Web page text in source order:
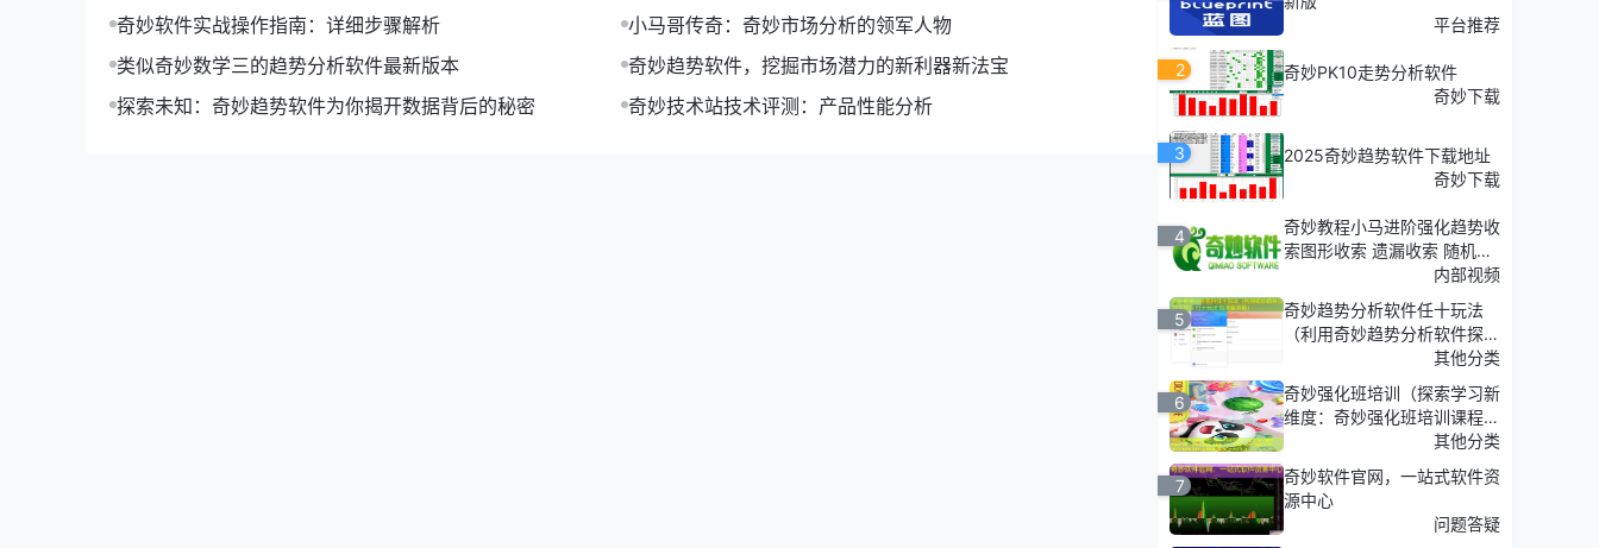
奇妙软件实战操作指南：详细步骤解析
小马哥传奇：奇妙市场分析的领军人物
类似奇妙数学三的趋势分析软件最新版本
奇妙趋势软件，挖掘市场潜力的新利器新法宝
探索未知：奇妙趋势软件为你揭开数据背后的秘密
奇妙技术站技术评测：产品性能分析
平台推荐
2
奇妙PK10走势分析软件
奇妙下载
3
2025奇妙趋势软件下载地址
奇妙下载
4
奇妙教程小马进阶强化趋势收
索图形收索 遗漏收索 随机收
内部视频
5
奇妙趋势分析软件任十玩法
（利用奇妙趋势分析软件探
索'任十玩法'的深度策略）
其他分类
6
奇妙强化班培训（探索学习新
维度：奇妙强化班培训课程介
其他分类
7
奇妙软件官网，一站式软件资
源中心
问题答疑